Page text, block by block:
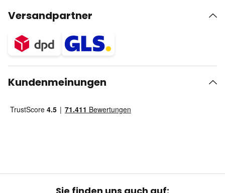
Versandpartner
Kundenmeinungen